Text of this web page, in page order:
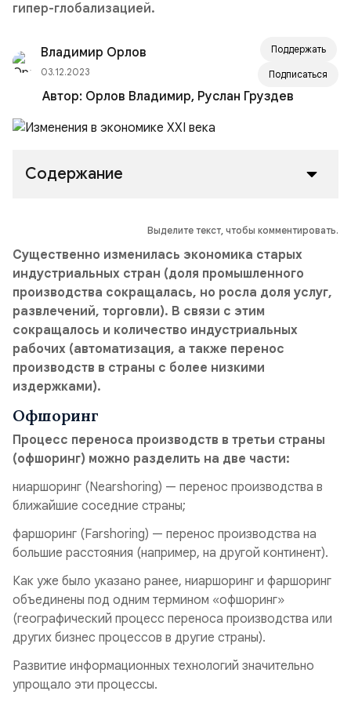
гипер-глобализацией.
Владимир Орлов
03.12.2023
Поддержать
Подписаться
Автор: Орлов Владимир, Руслан Груздев
Содержание
Выделите текст, чтобы комментировать.
Существенно изменилась экономика старых
индустриальных стран (доля промышленного
производства сокращалась, но росла доля услуг,
развлечений, торговли). В связи с этим
сокращалось и количество индустриальных
рабочих (автоматизация, а также перенос
производств в страны с более низкими
издержками).
Офшоринг
Процесс переноса производств в третьи страны
(офшоринг) можно разделить на две части:
ниаршоринг (Nearshoring) — перенос производства в
ближайшие соседние страны;
фаршоринг (Farshoring) — перенос производства на
большие расстояния (например, на другой континент).
Как уже было указано ранее, ниаршоринг и фаршоринг
объединены под одним термином «офшоринг»
(географический процесс переноса производства или
других бизнес процессов в другие страны).
Развитие информационных технологий значительно
упрощало эти процессы.